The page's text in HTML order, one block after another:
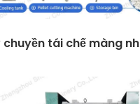
chuyền tái chế màng